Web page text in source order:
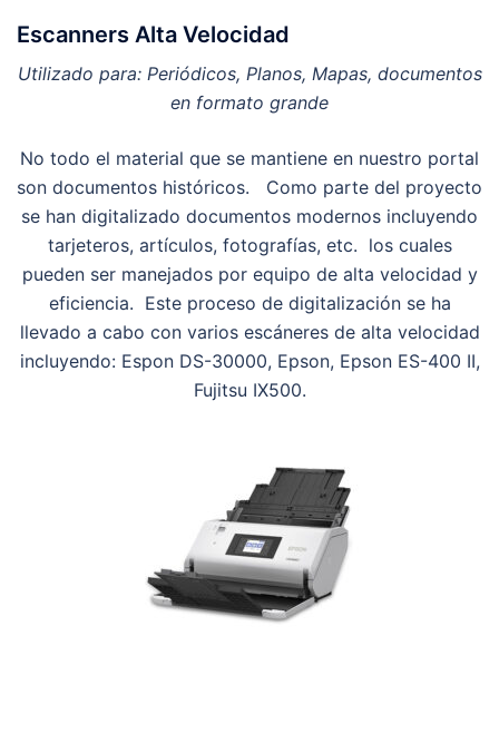
Escanners Alta Velocidad
Utilizado para: Periódicos, Planos, Mapas, documentos
en formato grande
No todo el material que se mantiene en nuestro portal
son documentos históricos. Como parte del proyecto
se han digitalizado documentos modernos incluyendo
tarjeteros, artículos, fotografías, etc. los cuales
pueden ser manejados por equipo de alta velocidad y
eficiencia. Este proceso de digitalización se ha
llevado a cabo con varios escáneres de alta velocidad
incluyendo: Espon DS-30000, Epson, Epson ES-400 II,
Fujitsu IX500.